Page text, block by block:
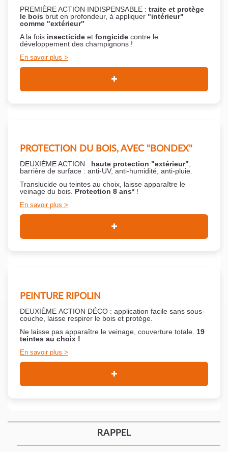
PREMIÈRE ACTION INDISPENSABLE : traite et protège
le bois brut en profondeur, à appliquer "intérieur"
comme "extérieur"
A la fois insecticide et fongicide contre le
développement des champignons !
En savoir plus
PROTECTION DU BOIS, AVEC "BONDEX"
DEUXIÈME ACTION : haute protection "extérieur"
barrière de surface : anti-UV, anti-humidité, anti-pluie.
Translucide ou teintes au choix, laisse apparaître le
veinage du bois. Protection 8 ans*!
En savoir plus
PEINTURE RIPOLIN
DEUXIÈME ACTION DÉCO : application facile sans sous-
couche, laisse respirer le bois et protège.
Ne laisse pas apparaître le veinage, couverture totale. 19
teintes au choix !
En savoir plus
RAPPEL